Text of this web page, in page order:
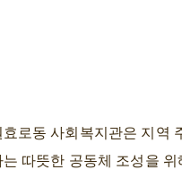
로동 사회복지관은 지역
따뜻한 공동체 조성을